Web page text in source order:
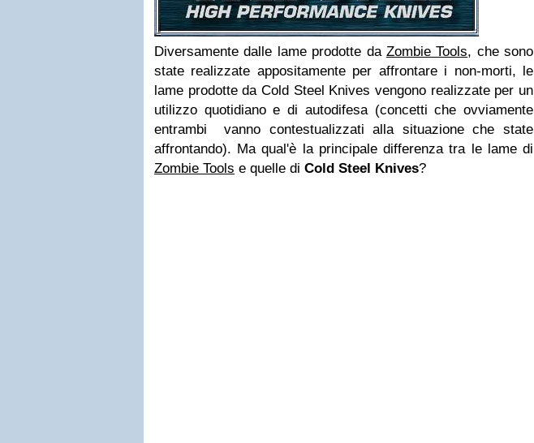
Diversamente dalle lame prodotte da Zombie Tools, che sono
state realizzate appositamente per affrontare i non-morti, le
lame prodotte da Cold Steel Knives vengono realizzate per un
utilizzo quotidiano e di autodifesa (concetti che ovviamente
entrambi vanno contestualizzati alla situazione che state
affrontando). Ma qual'è la principale differenza tra le lame di
Zombie Tools e quelle di Cold Steel Knives?